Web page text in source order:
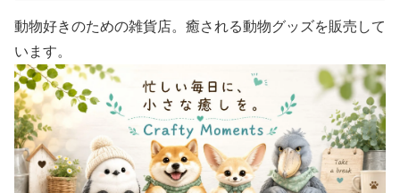
動物好きのための雑貨店。癒される動物グッズを販売して
います。